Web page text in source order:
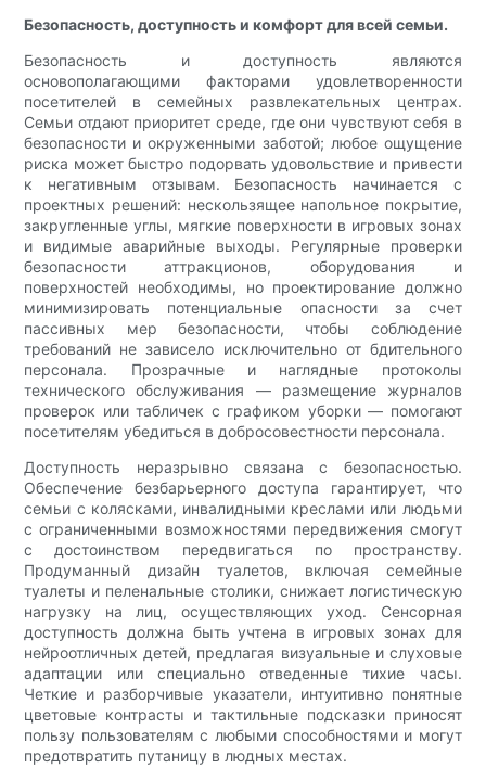
Безопасность, доступность и комфорт для всей семьи.
Безопасность и доступность являются
основополагающими факторами удовлетворенности
посетителей в семейных развлекательных центрах.
Семьи отдают приоритет среде, где они чувствуют себя в
безопасности и окруженными заботой; любое ощущение
риска может быстро подорвать удовольствие и привести
к негативным отзывам. Безопасность начинается с
проектных решений: нескользящее напольное покрытие,
закругленные углы, мягкие поверхности в игровых зонах
и видимые аварийные выходы. Регулярные проверки
безопасности аттракционов, оборудования и
поверхностей необходимы, но проектирование должно
минимизировать потенциальные опасности за счет
пассивных мер безопасности, чтобы соблюдение
требований не зависело исключительно от бдительного
персонала. Прозрачные и наглядные протоколы
технического обслуживания — размещение журналов
проверок или табличек с графиком уборки — помогают
посетителям убедиться в добросовестности персонала.
Доступность неразрывно связана с безопасностью.
Обеспечение безбарьерного доступа гарантирует, что
семьи с колясками, инвалидными креслами или людьми
с ограниченными возможностями передвижения смогут
с достоинством передвигаться по пространству.
Продуманный дизайн туалетов, включая семейные
туалеты и пеленальные столики, снижает логистическую
нагрузку на лиц, осуществляющих уход. Сенсорная
доступность должна быть учтена в игровых зонах для
нейроотличных детей, предлагая визуальные и слуховые
адаптации или специально отведенные тихие часы.
Четкие и разборчивые указатели, интуитивно понятные
цветовые контрасты и тактильные подсказки приносят
пользу пользователям с любыми способностями и могут
предотвратить путаницу в людных местах.